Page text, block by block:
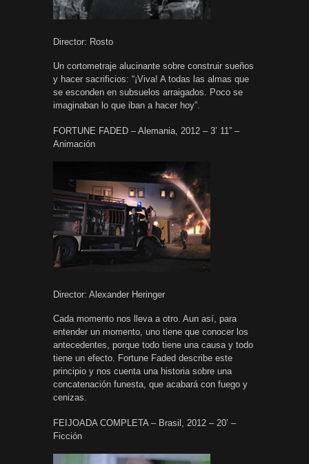
Director: Rosto
Un cortometraje alucinante sobre construir sueños
y hacer sacrificios: “¡Viva! A todas las almas que
se esconden en subsuelos arraigados. Poco se
imaginaban lo que iban a hacer hoy”.
FORTUNE FADED – Alemania, 2012 – 3’ 11” –
Animación
Director: Alexander Heringer
Cada momento nos lleva a otro. Aun así, para
entender un momento, uno tiene que conocer los
antecedentes, porque todo tiene una causa y todo
tiene un efecto. Fortune Faded describe este
principio y nos cuenta una historia sobre una
concatenación funesta, que acabará con fuego y
cenizas.
FEIJOADA COMPLETA – Brasil, 2012 – 20’ –
Ficción